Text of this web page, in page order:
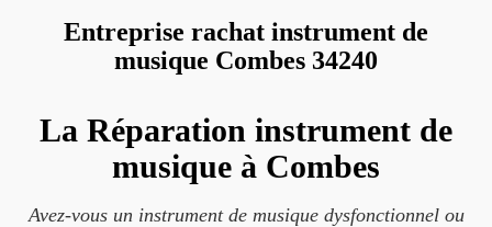
Entreprise rachat instrument de
musique Combes 34240
La Réparation instrument de
musique à Combes
Avez-vous un instrument de musique dysfonctionnel ou